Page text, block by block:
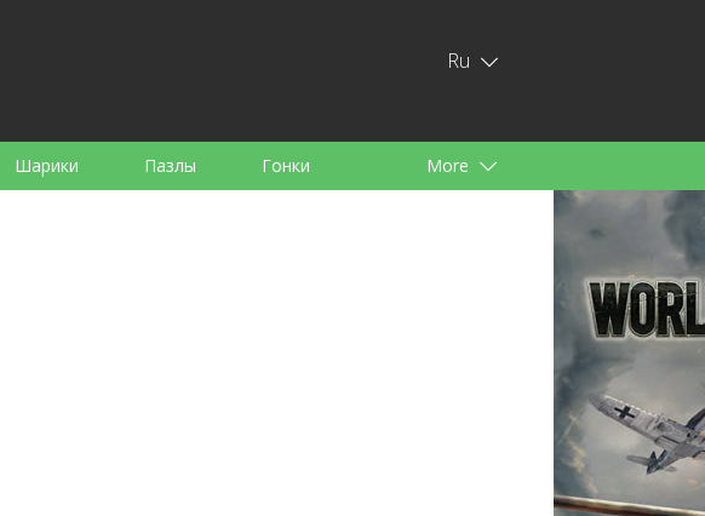
Ru
Шарики Пазлы Гонки More